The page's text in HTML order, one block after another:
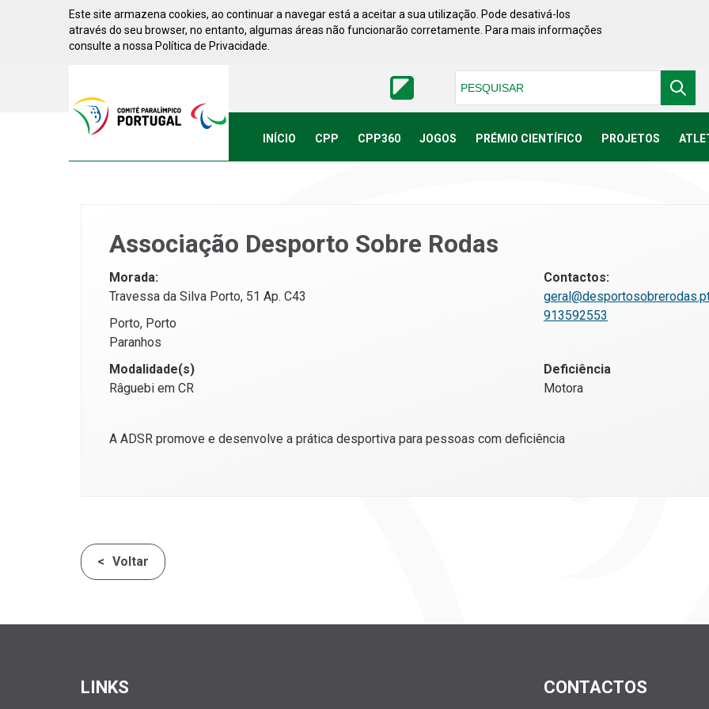
Saltar para conteúdoEste site armazena cookies, ao continuar a navegar está a aceitar a sua utilização. Pode desativá-los
através do seu browser, no entanto, algumas áreas não funcionarão corretamente. Para mais informações
consulte a nossa Política de Privacidade.
Paralimpico
de
Portugal
(Ir
INÍCIO CPP CPP360 JOGOS PRÉMIO CIENTÍFICO PROJETOS
Associação Desporto Sobre Rodas
Morada:
Travessa da Silva Porto, 51 Ap. C43
Porto, Porto
Paranhos
Contactos:
913592553
Modalidade(s)
Râguebi em CR
Deficiência
Motora
A ADSR promove e desenvolve a prática desportiva para pessoas com deficiência
Voltar
LINKS CONTACTOS